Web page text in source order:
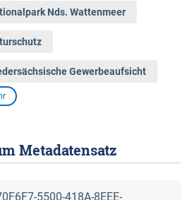
Nds. Wattenmeer
Gewerbeaufsicht
Metadatensatz
5500-418A-8EEE-